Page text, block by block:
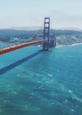
여 솔루션